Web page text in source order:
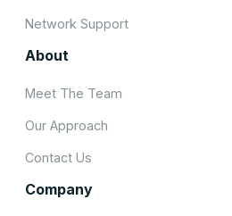
Network Support
About
Meet The Team
Our Approach
Contact Us
Company